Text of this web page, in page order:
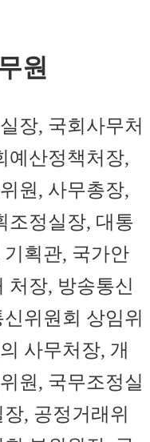
원
장, 국회사무처
예산정책처장,
원, 사무총장,
조정실장, 대통
획관, 국가안
처장, 방송통신
위원회 상임위
사무처장, 개
원, 국무조정실
, 공정거래위